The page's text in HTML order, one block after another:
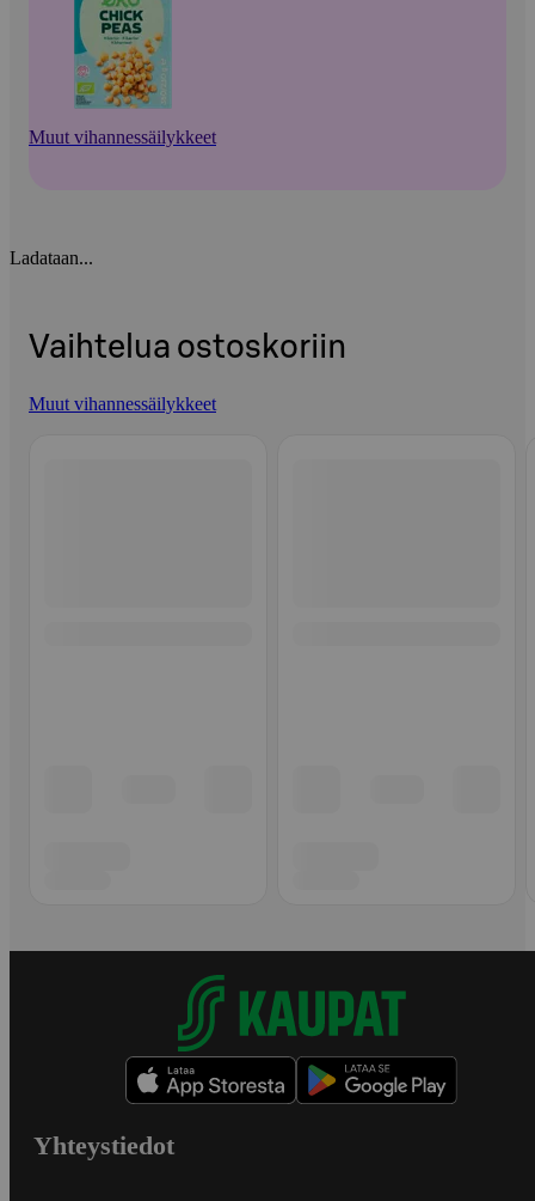
Muut vihannessäilykkeet
Ladataan...
Vaihtelua ostoskoriin
Muut vihannessäilykkeet
Yhteystiedot